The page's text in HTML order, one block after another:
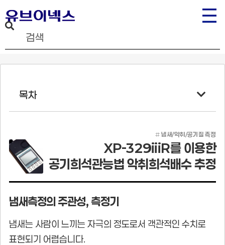
목차
# 냄새/악취/공기질 측정
XP-329iiiR를 이용한
공기희석관능법 악취희석배수 추정
냄새측정의 주관성, 측정기
냄새는 사람이 느끼는 자극의 정도로서 객관적인 수치로
표현되기 어렵습니다.